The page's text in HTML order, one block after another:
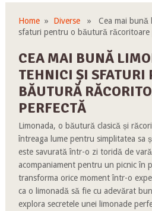
Home» Diverse» Cea mai bună
sfaturi pentru o băutură răcoritoare
CEA MAI BUNĂ
TEHNICI ȘI SFATURI
BĂUTURĂ
PERFECTĂ
Limonada, o băutură clasică și
întreaga lume pentru simplitatea sa
este savurată într-o zi toridă de
acompaniament pentru un picnic în
transforma orice moment într-o
ca o limonadă să fie cu adevărat
explora secretele unei limonade